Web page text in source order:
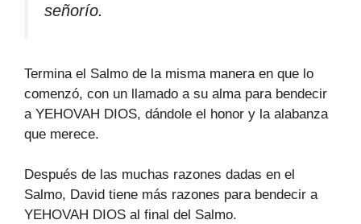
señorío.
Termina el Salmo de la misma manera en que lo
comenzó, con un llamado a su alma para bendecir
a YEHOVAH DIOS, dándole el honor y la alabanza
que merece.
Después de las muchas razones dadas en el
Salmo, David tiene más razones para bendecir a
YEHOVAH DIOS al final del Salmo.